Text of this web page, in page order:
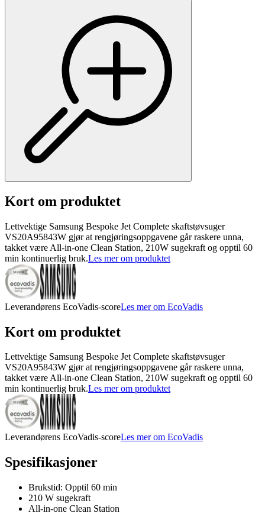
Kort om produktet
Lettvektige Samsung Bespoke Jet Complete skaftstøvsuger
VS20A95843W gjør at rengjøringsoppgavene går raskere unna,
takket være All-in-one Clean Station, 210W sugekraft og opptil 60
min kontinuerlig bruk.Les mer om produktet
Leverandørens EcoVadis-scoreLes mer om EcoVadis
Kort om produktet
Lettvektige Samsung Bespoke Jet Complete skaftstøvsuger
VS20A95843W gjør at rengjøringsoppgavene går raskere unna,
takket være All-in-one Clean Station, 210W sugekraft og opptil 60
min kontinuerlig bruk.Les mer om produktet
Leverandørens EcoVadis-scoreLes mer om EcoVadis
Spesifikasjoner
Brukstid: Opptil 60 min
210 W sugekraft
All-in-one Clean Station